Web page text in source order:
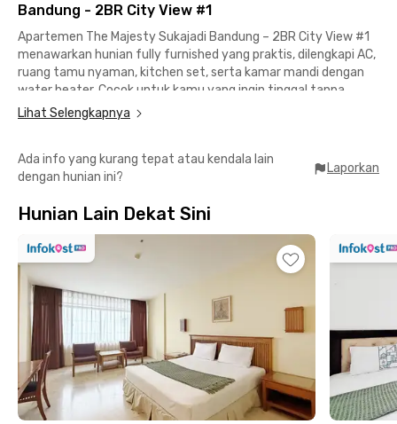
Bandung - 2BR City View #1
Apartemen The Majesty Sukajadi Bandung – 2BR City View #1
menawarkan hunian fully furnished yang praktis, dilengkapi AC,
ruang tamu nyaman, kitchen set, serta kamar mandi dengan
water heater. Cocok untuk kamu yang ingin tinggal tanpa
ribet.Fasilitas gedung apartemen Bandung ini lengkap, mulai
dari lobby, lift, area parkir, hingga swimming pool dan fitness
kebutuhan harian, ditambah keamanan 24 jam dan
keuntungan free IPL.Lokasi apartemen Bandung ini strategis,
Maranatha, Politeknik Negeri Bandung, dan ULBI. Akses ke
Bandara Husein Sastranegara 12 menit, serta Paris Van Java
dan ITB sekitar 13–15 menit. Ideal untuk mahasiswa maupun
profesional, yuk, booking!
Lihat Selengkapnya
Ada info yang kurang tepat atau kendala lain
dengan hunian ini?
Laporkan
Hunian Lain Dekat Sini